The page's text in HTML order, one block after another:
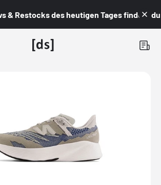
& Restocks des heutigen Tages findest du